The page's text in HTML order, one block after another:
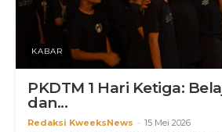
KABAR
PKDTM 1 Hari Ketiga:
dan...
Redaksi KweeksNews - 15 Mei 2026